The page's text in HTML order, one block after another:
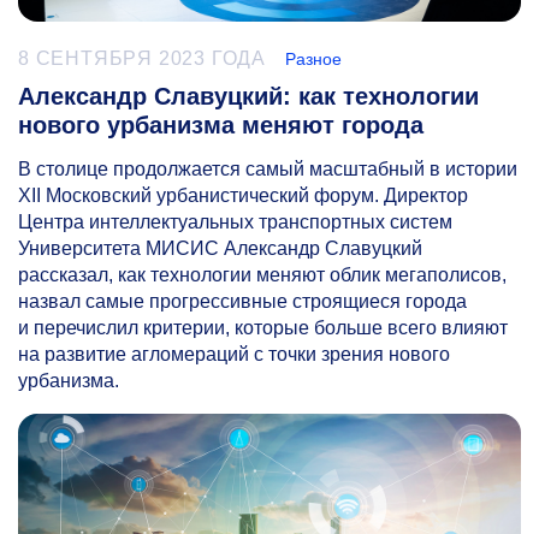
8 СЕНТЯБРЯ 2023 ГОДА Разное
Александр Славуцкий: как технологии
нового урбанизма меняют города
В столице продолжается самый масштабный в истории
XII Московский урбанистический форум. Директор
Центра интеллектуальных транспортных систем
Университета МИСИС Александр Славуцкий
рассказал, как технологии меняют облик мегаполисов,
назвал самые прогрессивные строящиеся города
и перечислил критерии, которые больше всего влияют
на развитие агломераций с точки зрения нового
урбанизма.